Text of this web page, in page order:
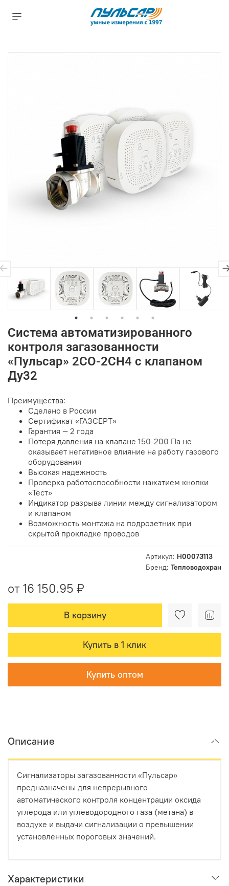
Артикул: Н00073113
Бренд: Тепловодохран
Система автоматизированного
контроля загазованности
«Пульсар» 2CO-2CH4 c клапаном
Ду32
от 16 150.95 ₽
В корзину
Купить в 1 клик
Купить оптом
Преимущества:
Сделано в России
Сертификат «ГАЗСЕРТ»
Гарантия — 2 года
Потеря давления на клапане 150-200 Па не
оказывает негативное влияние на работу газового
оборудования
Высокая надежность
Проверка работоспособности нажатием кнопки
«Тест»
Индикатор разрыва линии между сигнализатором
и клапаном
Возможность монтажа на подрозетник при
скрытой прокладке проводов
Описание
Сигнализаторы загазованности «Пульсар»
предназначены для непрерывного
автоматического контроля концентрации оксида
углерода или углеводородного газа (метана) в
воздухе и выдачи сигнализации о превышении
установленных пороговых значений.
Характеристики